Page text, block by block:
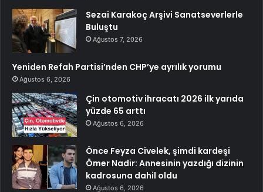
Sezai Karakoç Arşivi Sanatseverlerle
Buluştu
Ağustos 7, 2026
Yeniden Refah Partisi’nden CHP’ye ayrılık yorumu
Ağustos 6, 2026
Çin otomotiv ihracatı 2026 ilk yarıda
yüzde 65 arttı
Ağustos 6, 2026
Önce Feyza Civelek, şimdi kardeşi
Ömer Nadir: Annesinin yazdığı dizinin
kadrosuna dahil oldu
Ağustos 6, 2026